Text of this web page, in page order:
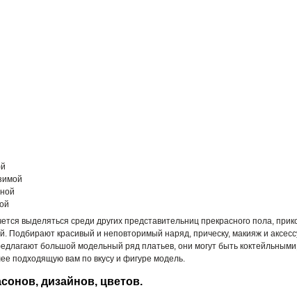
выделяться среди других представительниц прекрасного пола,
Подбирают красивый и неповторимый наряд, прическу, макияж и
большой модельный ряд платьев, они могут быть
подходящую вам по вкусу и фигуре модель.
дизайнов, цветов.